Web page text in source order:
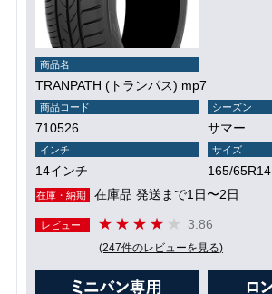
商品名
TRANPATH (トランパス) mp7
商品コード
710526
シーズン
サマー
インチ
14インチ
サイズ
165/65R14
在庫・納期 在庫品 発送まで1日〜2日
レビュー 3.86
(247件のレビューを見る)